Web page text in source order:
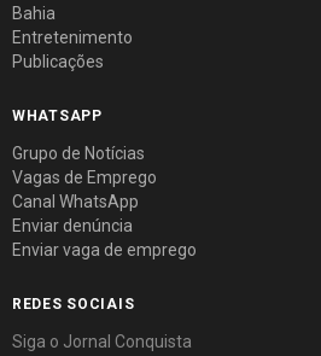
Bahia
Entretenimento
Publicações
WHATSAPP
Grupo de Notícias
Vagas de Emprego
Canal WhatsApp
Enviar denúncia
Enviar vaga de emprego
REDES SOCIAIS
Siga o Jornal Conquista